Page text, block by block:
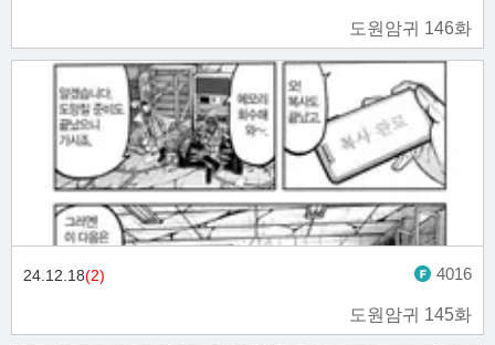
도원암귀 146화
도원암귀 145화
24.12.18(2) 4016